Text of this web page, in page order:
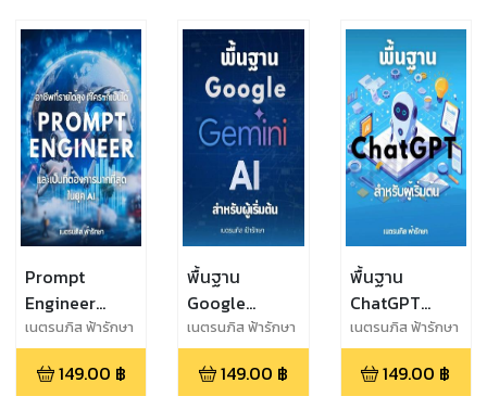
Microsoft
Copilot และ
Meta AI
Google
Gemini,
Copilot,
Claude AI และ
GenAI อื่นๆอีก
มากมาย
AI อื่นๆ สำหรับ
ผู้เริ่มต้น
Prompt
Engineer
อาชีพที่เป็นที่
ต้องการมากใน
ยุค AI
เนตรนภิส ฟ้ารักษา
149.00 ฿
พื้นฐาน
Google
Gemini AI
สำหรับผู้เริ่มต้น
ที่เป็นคู่แข่งกับ
เนตรนภิส ฟ้ารักษา
149.00 ฿
พื้นฐาน
ChatGPT
สำหรับผู้เริ่มต้น
ที่เป็น GenAI คู่
แข่งกับ
เนตรนภิส ฟ้ารักษา
149.00 ฿